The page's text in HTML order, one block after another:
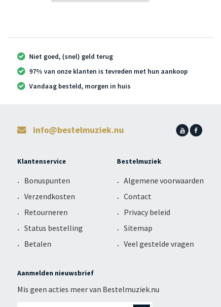
Niet goed, (snel) geld terug
97% van onze klanten is tevreden met hun aankoop
Vandaag besteld, morgen in huis
info@bestelmuziek.nu
Klantenservice
Bonuspunten
Verzendkosten
Retourneren
Status bestelling
Betalen
Bestelmuziek
Algemene voorwaarden
Contact
Privacy beleid
Sitemap
Veel gestelde vragen
Aanmelden nieuwsbrief
Mis geen acties meer van Bestelmuziek.nu